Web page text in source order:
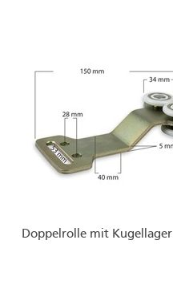
Doppelrolle mit Kugellager